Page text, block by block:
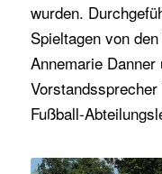
wurden.
Spieltagen von
Annemarie
Fußball-